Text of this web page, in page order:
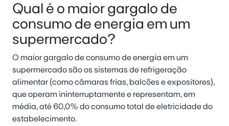
Qual é o maior gargalo de
consumo de energia em um
supermercado?
O maior gargalo de consumo de energia em um
supermercado são os sistemas de refrigeração
alimentar (como câmaras frias, balcões e expositores),
que operam ininterruptamente e representam, em
média, até 60,0% do consumo total de eletricidade do
estabelecimento.